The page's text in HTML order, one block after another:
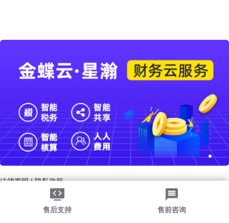
售后支持 售前咨询
法律声明 |隐私政策
©2026金蝶软件（中国）有限公司
粤ICP备05041751号
粤公网安备 44030502002324号